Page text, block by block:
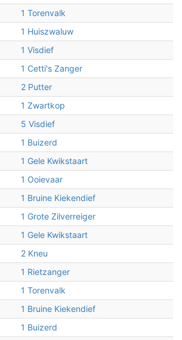
1 Torenvalk
1 Huiszwaluw
1 Visdief
1 Cetti's Zanger
2 Putter
1 Zwartkop
5 Visdief
1 Buizerd
1 Gele Kwikstaart
1 Ooievaar
1 Bruine Kiekendief
1 Grote Zilverreiger
1 Gele Kwikstaart
2 Kneu
1 Rietzanger
1 Torenvalk
1 Bruine Kiekendief
1 Buizerd